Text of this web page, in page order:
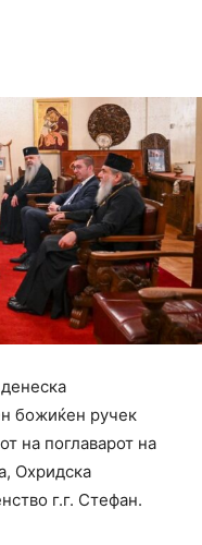
божиќен ручек
на поглаварот на
Охридска
г.г. Стефан.